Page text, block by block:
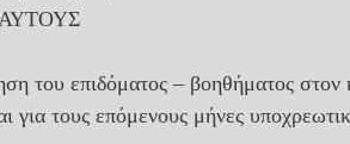
για τους επόμενους μήνες